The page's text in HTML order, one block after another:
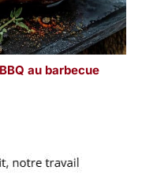
au barbecue